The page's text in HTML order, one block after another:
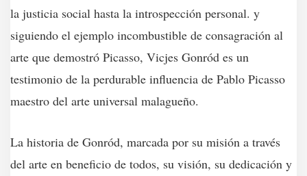
la justicia social hasta la introspección personal. y
siguiendo el ejemplo incombustible de consagración al
arte que demostró Picasso, Vicjes Gonród es un
testimonio de la perdurable influencia de Pablo Picasso
maestro del arte universal malagueño.
La historia de Gonród, marcada por su misión a través
del arte en beneficio de todos, su visión, su dedicación y